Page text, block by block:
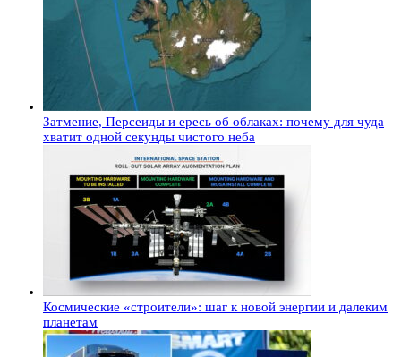
Затмение, Персеиды и ересь об облаках: почему для чуда
хватит одной секунды чистого неба
Космические «строители»: шаг к новой энергии и далеким
планетам